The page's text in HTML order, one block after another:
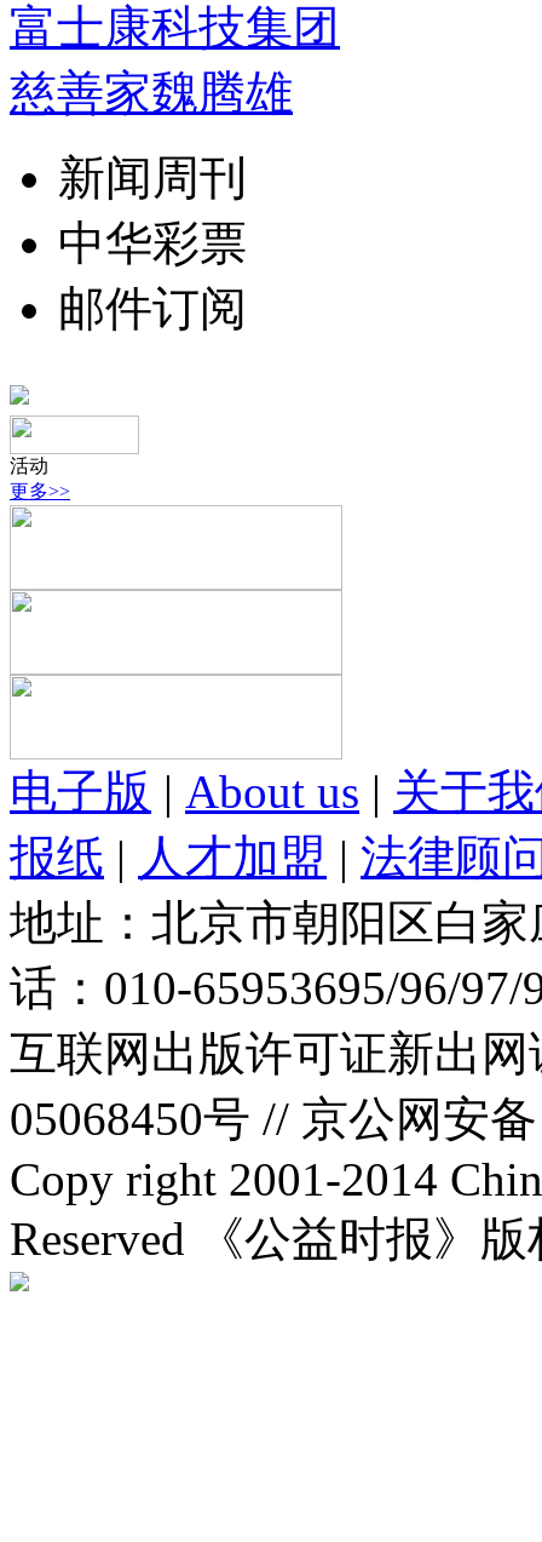
富士康科技集团
慈善家魏腾雄
新闻周刊
中华彩票
邮件订阅
活动
更多>>
电子版 | About us | 关于
报纸 | 人才加盟 | 法律顾
地址：北京市朝阳区白
话：010-65953695/96/
互联网出版许可证新出
05068450号 // 京公网安
Copy right 2001-2014
Reserved 《公益时报》